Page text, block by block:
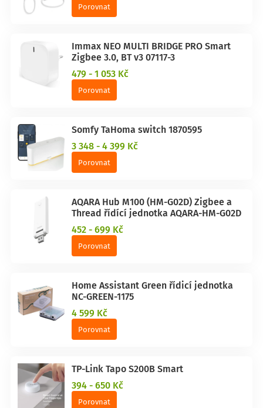
Porovnat
Immax NEO MULTI BRIDGE PRO Smart
Zigbee 3.0, BT v3 07117-3
479 - 1 053 Kč
Porovnat
Somfy TaHoma switch 1870595
3 348 - 4 399 Kč
Porovnat
AQARA Hub M100 (HM-G02D) Zigbee a
Thread řídící jednotka AQARA-HM-G02D
452 - 699 Kč
Porovnat
Home Assistant Green řídicí jednotka
NC-GREEN-1175
4 599 Kč
Porovnat
TP-Link Tapo S200B Smart
394 - 650 Kč
Porovnat